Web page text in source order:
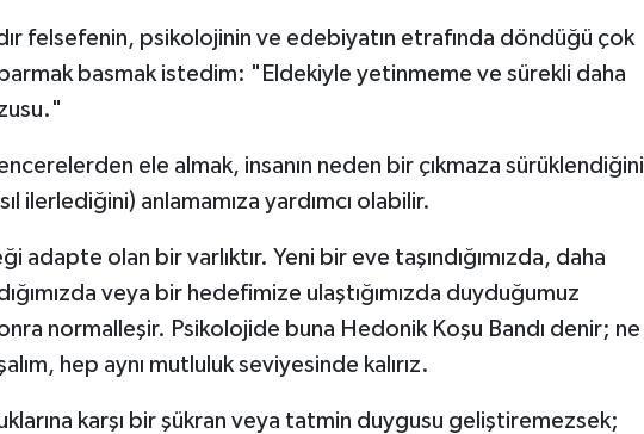
felsefenin, psikolojinin ve edebiyatın etrafında döndüğü çok
basmak istedim: "Eldekiyle yetinmeme ve sürekli daha
ele almak, insanın neden bir çıkmaza sürüklendiğini
ilerlediğini) anlamamıza yardımcı olabilir.
adapte olan bir varlıktır. Yeni bir eve taşındığımızda, daha
veya bir hedefimize ulaştığımızda duyduğumuz
normalleşir. Psikolojide buna Hedonik Koşu Bandı denir; ne
hep aynı mutluluk seviyesinde kalırız.
karşı bir şükran veya tatmin duygusu geliştiremezsek;